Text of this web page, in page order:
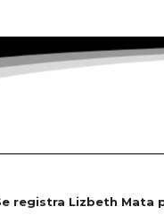
registra Lizbeth Mata